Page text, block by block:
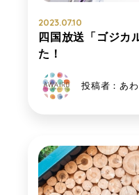
2023.07.10
四国放送「ゴジカ
た！
投稿者：あわ